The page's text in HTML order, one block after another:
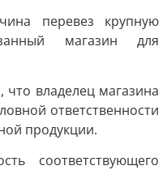
перевез крупную
магазин для
владелец магазина
ответственности
продукции.
соответствующего